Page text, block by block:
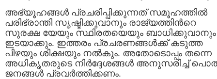
അഭ്യൂഹങ്ങൾ പ്രചരിപ്പിക്കുന്നത് സമൂഹത്തിൽ
പരിഭ്രാന്തി സൃഷ്ടിക്കുവാനും രാജ്യത്തിൻറെ
സുരക്ഷ യേയും സ്ഥിരതയെയും ബാധിക്കുവാനും
ഇടയാക്കും. ഇത്തരം പ്രചരണങ്ങൾക്ക് കടുത്ത
പിഴയും ശിക്ഷയും നൽകും. അതോടൊപ്പം തന്നെ
അധികൃതരുടെ നിർദ്ദേശങ്ങൾ അനുസരിച്ച്
ജനങ്ങൾ പ്രവർത്തിക്കണം.